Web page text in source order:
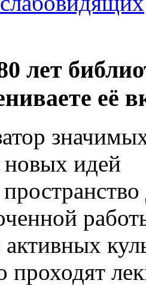
лет
её
новых идей
проходят